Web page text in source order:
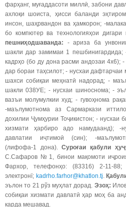
фарҳанг, муғаддасоти миллӣ, забони
ахлоқи шоиста, ҳисси баланди
инсон, шаҳрвандон ва ҳамкорон; -
бо компютер ва технологияҳои дигари
пешниҳодшаванда: - ариза ба
шакли дар замимаи 1 пешбинигардида;
кадрҳо (бо ду дона расми андозаи 4х6); -
дар бораи таҳсилот; - нусхаи дафтарчаи
шахси собиқаи меҳнатӣ надорад; -
шакли 038УЕ; - нусхаи шиноснома; -
вазъи молумулкии худ; - гувоҳнома
-маълумотнома аз Сармаркази
дохилии Ҷумҳурии Тоҷикистон; - нусхаи
хизмати ҳарбиро адо намудаанд); -
давлатии иҷтимоӣ (син); -
(лифофа-1 дона).Суроғаи қабули
С.Сафаров №1, бинои мақомоти
Фархор, телефонҳо: (83316) 2-11-88;
электронї; kadrho.farhor@khatlon.tj
эълон то 21 рўз муҳлат дорад. Эзоҳ:
собиқаи хизмати давлатӣ ҳар моҳ ба
карда мешавад.